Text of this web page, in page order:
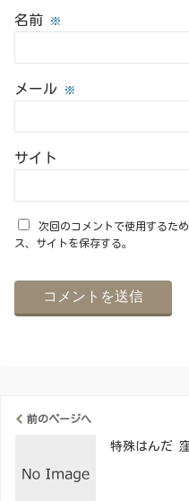
名前 ※
メール ※
サイト
次回のコメントで使用するた
ス、サイトを保存する。
前のページへ
特殊はんだ